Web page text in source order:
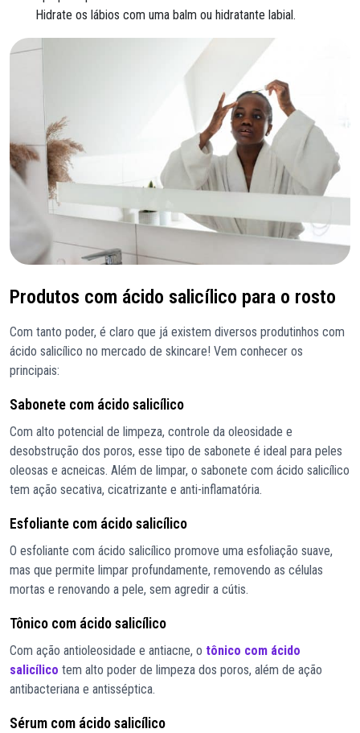
Hidrate os lábios com uma balm ou hidratante labial.
Produtos com ácido salicílico para o rosto
Com tanto poder, é claro que já existem diversos produtinhos com
ácido salicílico no mercado de skincare! Vem conhecer os
principais:
Sabonete com ácido salicílico
Com alto potencial de limpeza, controle da oleosidade e
desobstrução dos poros, esse tipo de sabonete é ideal para peles
oleosas e acneicas. Além de limpar, o sabonete com ácido salicílico
tem ação secativa, cicatrizante e anti-inflamatória.
Esfoliante com ácido salicílico
O esfoliante com ácido salicílico promove uma esfoliação suave,
mas que permite limpar profundamente, removendo as células
mortas e renovando a pele, sem agredir a cútis.
Tônico com ácido salicílico
Com ação antioleosidade e antiacne, o tônico com ácido
salicílico tem alto poder de limpeza dos poros, além de ação
antibacteriana e antisséptica.
Sérum com ácido salicílico